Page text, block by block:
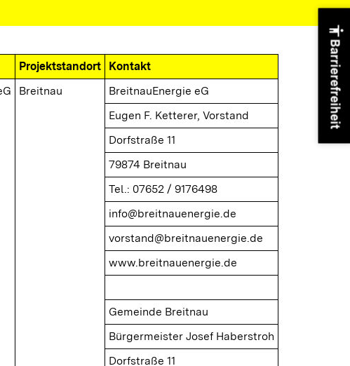
Projektstandort
Kontakt
Breitnau
BreitnauEnergie eG
Eugen F. Ketterer, Vorstand
Dorfstraße 11
79874 Breitnau
Tel.: 07652 / 9176498
info@breitnauenergie.de
vorstand@breitnauenergie.de
www.breitnauenergie.de
Gemeinde Breitnau
Bürgermeister Josef Haberstroh
Dorfstraße 11
accessibility
Barrierefreiheit